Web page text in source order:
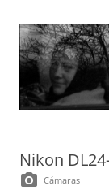
Nikon
photo_camera Cámaras